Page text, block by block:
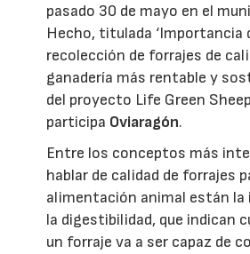
pasado 30 de mayo en el
Hecho, titulada ‘Importancia
recolección de forrajes de
ganadería más rentable y
del proyecto Life Green
participa Oviaragón.
Entre los conceptos más
hablar de calidad de forrajes
alimentación animal están
la digestibilidad, que indican
un forraje va a ser capaz de